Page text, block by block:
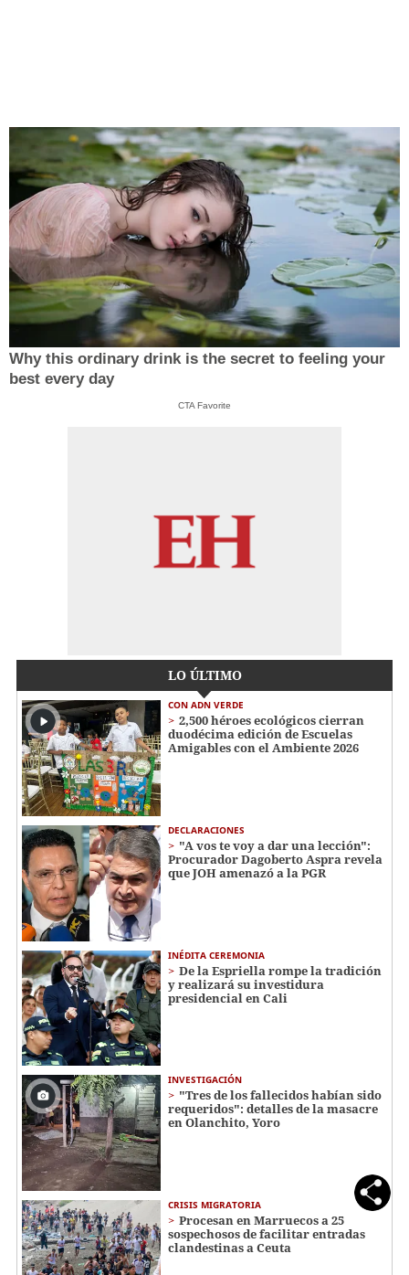
Why this ordinary drink is the secret to feeling your
best every day
CTA Favorite
LO ÚLTIMO
CON ADN VERDE
2,500 héroes ecológicos cierran
duodécima edición de Escuelas
Amigables con el Ambiente 2026
DECLARACIONES
"A vos te voy a dar una lección":
Procurador Dagoberto Aspra revela
que JOH amenazó a la PGR
INÉDITA CEREMONIA
De la Espriella rompe la tradición
y realizará su investidura
presidencial en Cali
INVESTIGACIÓN
"Tres de los fallecidos habían sido
requeridos": detalles de la masacre
en Olanchito, Yoro
CRISIS MIGRATORIA
Procesan en Marruecos a 25
sospechosos de facilitar entradas
clandestinas a Ceuta